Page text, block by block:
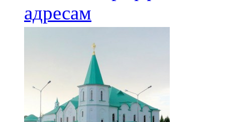
адресам